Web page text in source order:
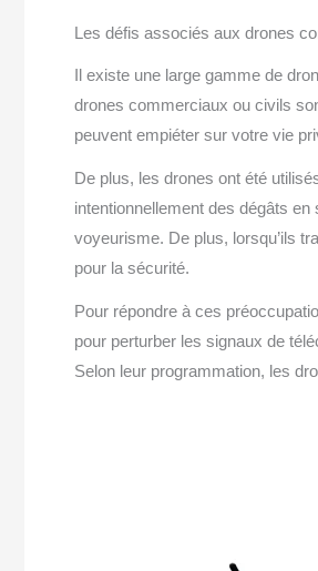
Les défis associés aux drones
Il existe une large gamme de
drones commerciaux ou civils
peuvent empiéter sur votre vie
De plus, les drones ont été
intentionnellement des dégâts
voyeurisme. De plus, lorsqu’ils
pour la sécurité.
Pour répondre à ces
pour perturber les signaux de
Selon leur programmation, les